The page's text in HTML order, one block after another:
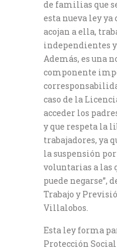
de familias que
esta nueva ley ya
acojan a ella,
independientes
Además, es una
componente
caso de la
acceder los
y que respeta la
trabajadores, ya
la suspensión
voluntarias a las
puede negarse”,
Trabajo y
Villalobos.
Esta ley forma
Protección